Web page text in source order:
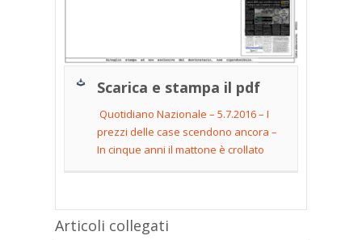
Scarica e stampa il pdf
Quotidiano Nazionale – 5.7.2016 – I
prezzi delle case scendono ancora –
In cinque anni il mattone è crollato
Articoli collegati